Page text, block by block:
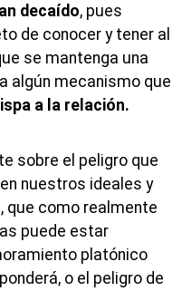
decaído, pues
de conocer y tener al
se mantenga una
algún mecanismo que
a la relación.
sobre el peligro que
nuestros ideales y
que como realmente
puede estar
platónico
o el peligro de